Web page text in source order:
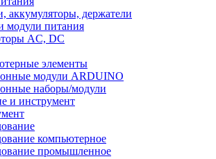
аккумуляторы, держатели
модули питания
AC, DC
элементы
модули ARDUINO
наборы/модули
и инструмент
компьютерное
промышленное